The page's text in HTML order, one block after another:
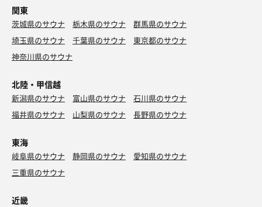
関東
茨城県のサウナ 栃木県のサウナ
群馬県のサウナ
埼玉県のサウナ
千葉県のサウナ
東京都のサウナ
神奈川県のサウナ
北陸・甲信越
新潟県のサウナ 富山県のサウナ
石川県のサウナ
福井県のサウナ
山梨県のサウナ 長野県のサウナ
東海
岐阜県のサウナ 静岡県のサウナ
愛知県のサウナ
三重県のサウナ
近畿